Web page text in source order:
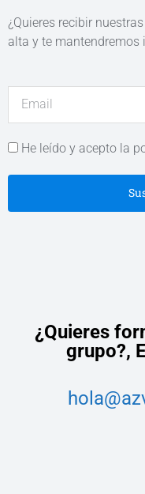
¿Quieres recibir
alta y te mantendremos
He leído y acepto la
¿Quieres
grupo?,